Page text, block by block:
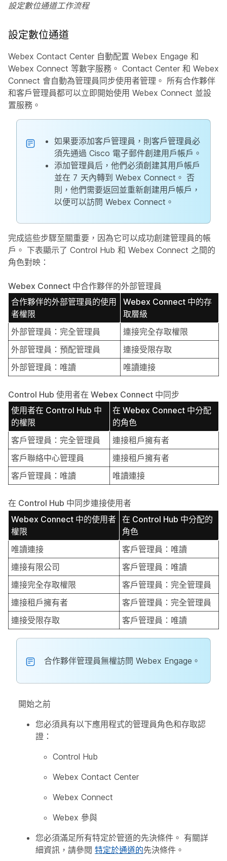
設定數位通道工作流程
設定數位通道
Webex Contact Center 自動配置 Webex Engage 和
Webex Connect 等數字服務。 Contact Center 和 Webex
Connect 會自動為管理員同步使用者管理。 所有合作夥伴
和客戶管理員都可以立即開始使用 Webex Connect 並設
置服務。
如果要添加客戶管理員，則客戶管理員必
須先通過 Cisco 電子郵件創建用戶帳戶。
添加管理員后，他們必須創建其用戶帳戶
並在 7 天內轉到 Webex Connect。 否
則，他們需要返回並重新創建用戶帳戶，
以便可以訪問 Webex Connect。
完成這些步驟至關重要，因為它可以成功創建管理員的帳
戶。 下表顯示了 Control Hub 和 Webex Connect 之間的
角色對映：
Webex Connect 中合作夥伴的外部管理員
合作夥伴的外部管理員的使用
者權限
Webex Connect 中的存
取層級
外部管理員：完全管理員
連接完全存取權限
外部管理員：預配管理員
連接受限存取
外部管理員：唯讀
唯讀連接
Control Hub 使用者在 Webex Connect 中同步
使用者在 Control Hub 中
的權限
在 Webex Connect 中分配
的角色
客戶管理員：完全管理員
連接租戶擁有者
客戶聯絡中心管理員
連接租戶擁有者
客戶管理員：唯讀
唯讀連接
在 Control Hub 中同步連接使用者
Webex Connect 中的使用者
權限
在 Control Hub 中分配的
角色
唯讀連接
客戶管理員：唯讀
連接有限公司
客戶管理員：唯讀
連接完全存取權限
客戶管理員：完全管理員
連接租戶擁有者
客戶管理員：完全管理員
連接受限存取
客戶管理員：唯讀
合作夥伴管理員無權訪問 Webex Engage。
開始之前
您必須具有以下應用程式的管理員角色和存取認
證：
Control Hub
Webex Contact Center
Webex Connect
Webex 參與
您必須滿足所有特定於管道的先決條件。 有關詳
細資訊，請參閱 特定於通道的先決條件。